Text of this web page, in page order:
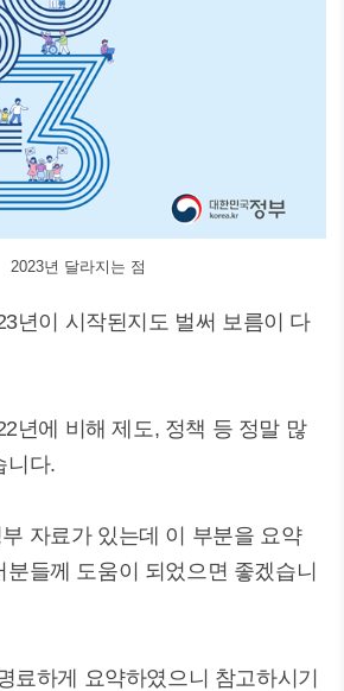
2023년 달라지는 점
년이 시작된지도 벌써 보름이 다
년에 비해 제도, 정책 등 정말 많
니다.
자료가 있는데 이 부분을 요약
들께 도움이 되었으면 좋겠습니
료하게 요약하였으니 참고하시기